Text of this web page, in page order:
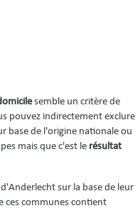
semble un critère de
pouvez indirectement exclure
base de l'origine nationale ou
mais que c'est le résultat
sur la base de leur
ces communes contient